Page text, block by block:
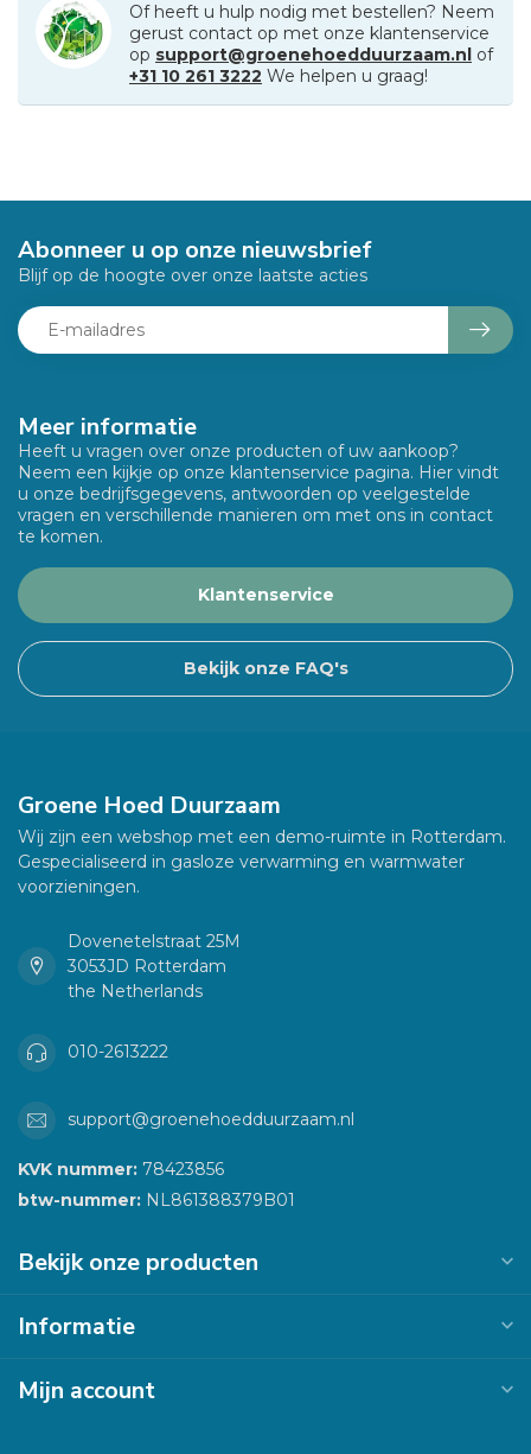
Of heeft u hulp nodig met bestellen? Neem
gerust contact op met onze klantenservice
op support@groenehoedduurzaam.nl of
+31 10 261 3222 We helpen u graag!
Meer informatie
Heeft u vragen over onze producten of uw aankoop?
Neem een kijkje op onze klantenservice pagina. Hier vindt
u onze bedrijfsgegevens, antwoorden op veelgestelde
vragen en verschillende manieren om met ons in contact
te komen.
Klantenservice
Bekijk onze FAQ's
Abonneer u op onze nieuwsbrief
Blijf op de hoogte over onze laatste acties
Groene Hoed Duurzaam
Wij zijn een webshop met een demo-ruimte in Rotterdam.
Gespecialiseerd in gasloze verwarming en warmwater
voorzieningen.
Dovenetelstraat 25M
3053JD Rotterdam
the Netherlands
010-2613222
support@groenehoedduurzaam.nl
KVK nummer: 78423856
btw-nummer: NL861388379B01
Bekijk onze producten
Informatie
Mijn account